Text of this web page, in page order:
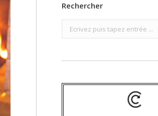
Rechercher
Search: